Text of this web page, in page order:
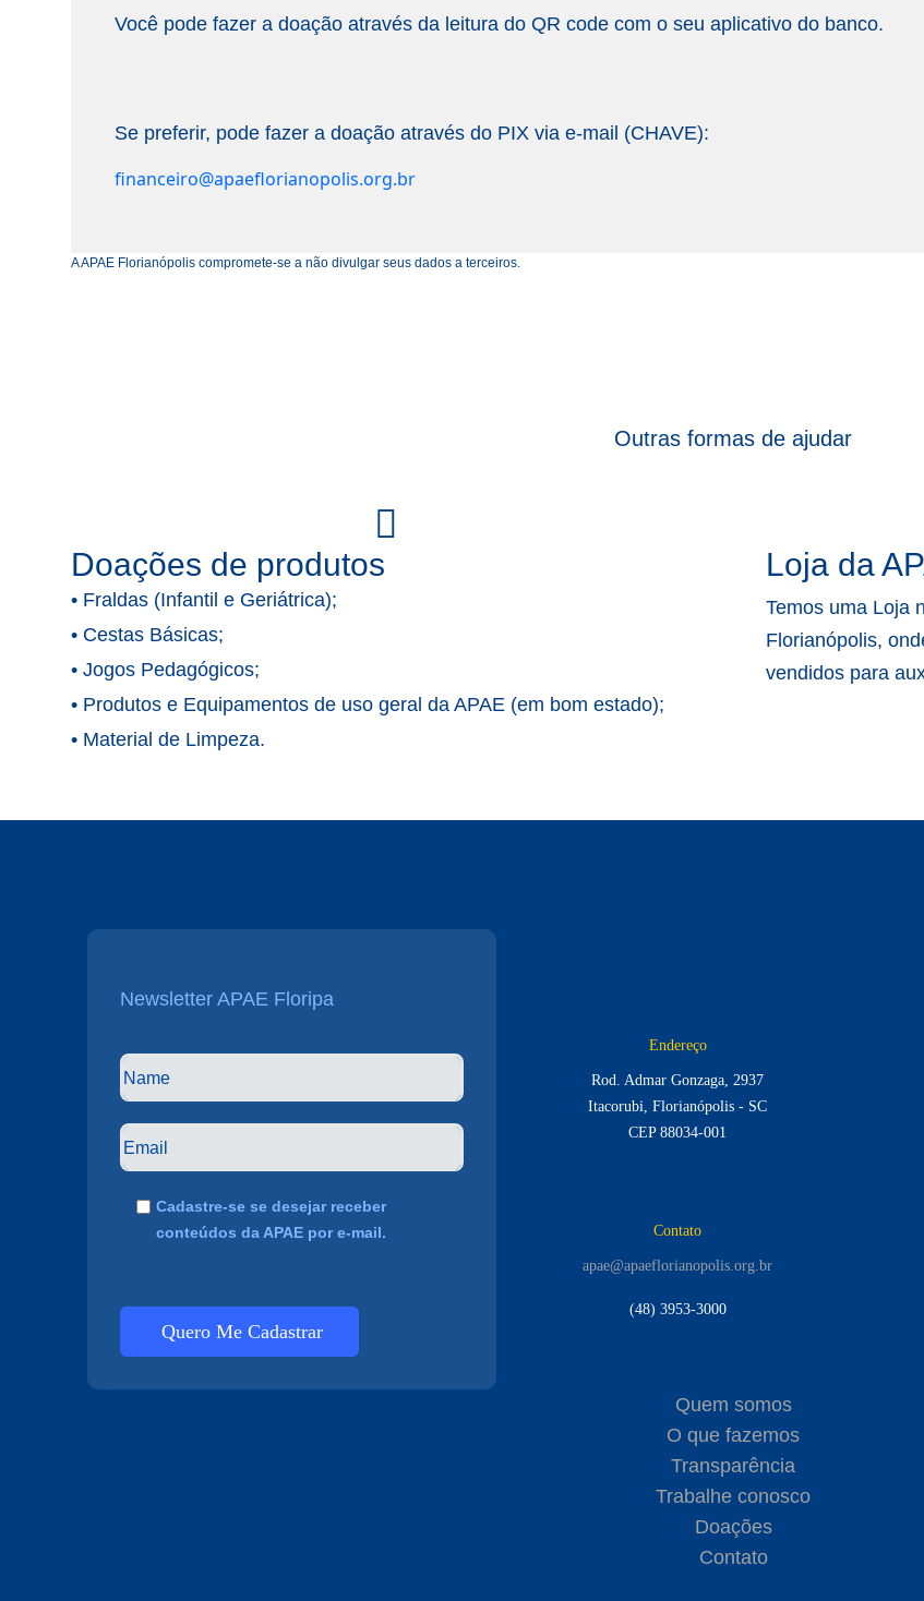
Você pode fazer a doação através da leitura do QR code com o seu aplicativo do banco.
Se preferir, pode fazer a doação através do PIX via e-mail (CHAVE):
financeiro@apaeflorianopolis.org.br
A APAE Florianópolis compromete-se a não divulgar seus dados a terceiros.
Outras formas de ajudar
Doações de produtos
•⁠ ⁠Fraldas (Infantil e Geriátrica);
•⁠ ⁠Cestas Básicas;
•⁠ ⁠Jogos Pedagógicos;
•⁠ ⁠Produtos e Equipamentos de uso geral da APAE (em bom estado);
•⁠ ⁠Material de Limpeza.
Loja da
Temos uma Loja
Florianópolis,
vendidos para
Newsletter APAE Floripa
Cadastre-se se desejar receber
conteúdos da APAE por e-mail.
Quero Me Cadastrar
Endereço
Rod. Admar Gonzaga, 2937
Itacorubi, Florianópolis - SC
CEP 88034-001
Contato
apae@apaeflorianopolis.org.br
(48) 3953-3000
Quem somos
O que fazemos
Transparência
Trabalhe conosco
Doações
Contato